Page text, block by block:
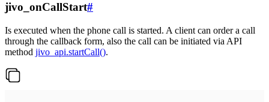
jivo_onCallStart#
Is executed when the phone call is started. A client can order a call
through the callback form, also the call can be initiated via API
method jivo_api.startCall().